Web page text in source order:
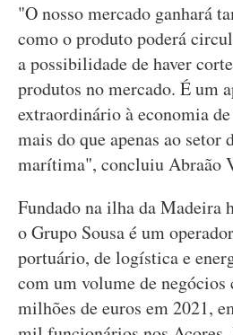
"O nosso mercado ganhará
como o produto poderá
a possibilidade de haver
produtos no mercado. É um
extraordinário à economia
mais do que apenas ao setor
marítima", concluiu Abraão
Fundado na ilha da Madeira
o Grupo Sousa é um
portuário, de logística e
com um volume de negócios
milhões de euros em 2021,